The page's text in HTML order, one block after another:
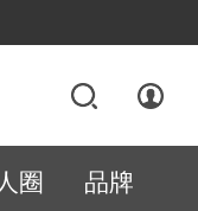
圈 品牌